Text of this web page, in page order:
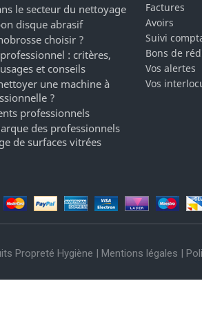
le secteur du nettoyage
disque abrasif
choisir ?
: critères,
et conseils
une machine à
?
professionnels
des professionnels
de surfaces vitrées
Factures
Avoirs
Suivi
Bons de
Vos alertes
Vos
Propreté Hygiène | Mentions légales |